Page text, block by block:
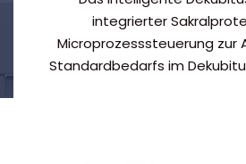
integrierter
Microprozesssteuerung zur
Standardbedarfs im